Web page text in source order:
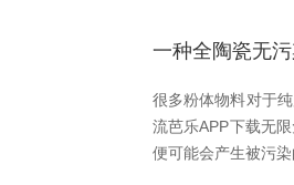
一种全陶瓷无
很多粉体物料对于纯
流芭乐APP下载无限
便可能会产生被污染